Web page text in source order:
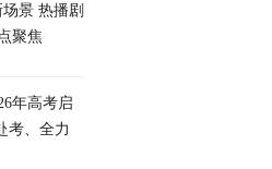
景 热播剧
聚焦
年高考启
考、全力